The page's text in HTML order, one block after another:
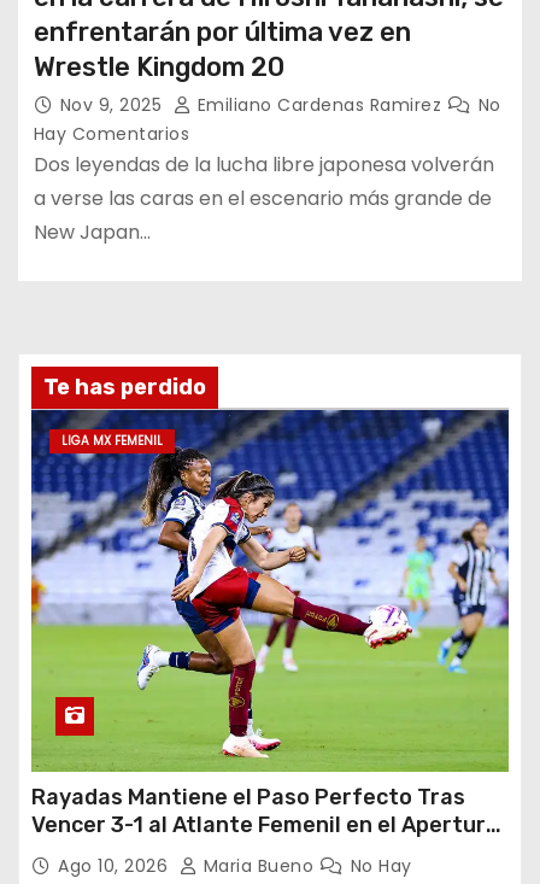
enfrentarán por última vez en
Wrestle Kingdom 20
Nov 9, 2025 Emiliano Cardenas Ramirez
No
Hay Comentarios
Dos leyendas de la lucha libre japonesa volverán
a verse las caras en el escenario más grande de
New Japan…
Te has perdido
LIGA MX FEMENIL
Rayadas Mantiene el Paso Perfecto Tras
Vencer 3-1 al Atlante Femenil en el Apertura
2026Ago 10, 2026 Maria Bueno
No Hay